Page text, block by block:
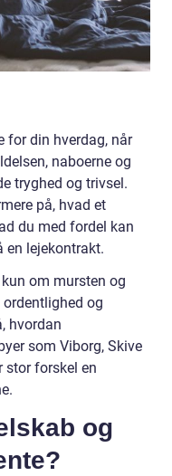
for din hverdag, når
naboerne og
tryghed og trivsel.
på, hvad et
du med fordel kan
en lejekontrakt.
om mursten og
og
hvordan
som Viborg, Skive
stor forskel en
og